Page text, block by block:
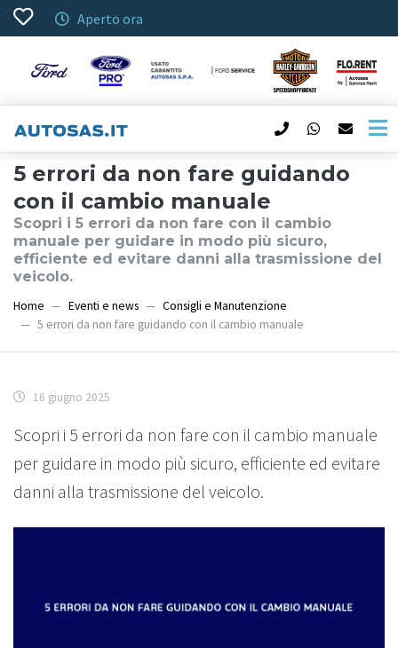
Aperto ora
5 errori da non fare guidando
con il cambio manuale
Scopri i 5 errori da non fare con il cambio
manuale per guidare in modo più sicuro,
efficiente ed evitare danni alla trasmissione del
veicolo.
Home Eventi e news
Consigli e Manutenzione
5 errori da non fare guidando con il cambio manuale
16 giugno 2025
Scopri i 5 errori da non fare con il cambio manuale
per guidare in modo più sicuro, efficiente ed evitare
danni alla trasmissione del veicolo.